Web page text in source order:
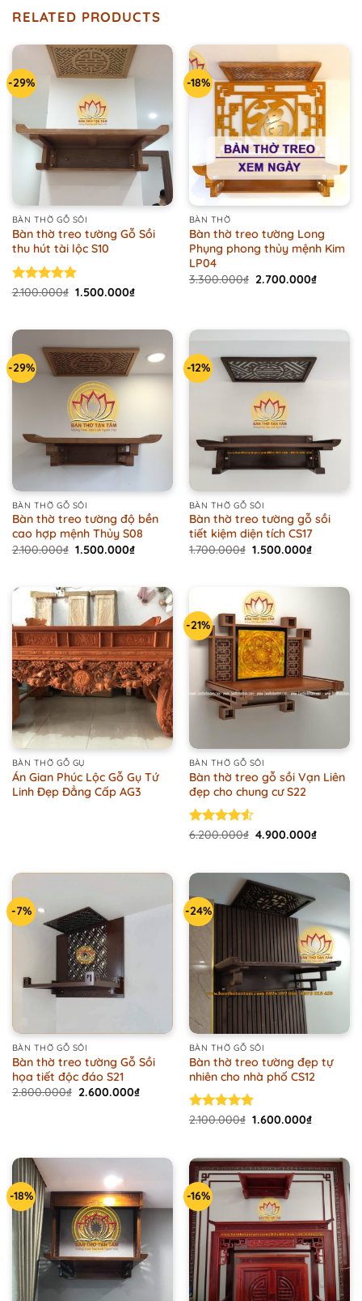
RELATED PRODUCTS
-29%
BÀN THỜ GỖ SỒI
Bàn thờ treo tường Gỗ Sồi
thu hút tài lộc S10
Rated5.00
2.100.000₫ Original
1.500.000₫Current
-18%
BÀN THỜ
Bàn thờ treo tường Long
Phụng phong thủy mệnh Kim
LP04
3.300.000₫ Original
2.700.000₫Current
-29%
BÀN THỜ GỖ SỒI
Bàn thờ treo tường độ bền
cao hợp mệnh Thủy S08
2.100.000₫ Original
1.500.000₫Current
-12%
BÀN THỜ GỖ SỒI
Bàn thờ treo tường gỗ sồi
tiết kiệm diện tích CS17
1.700.000₫ Original
1.500.000₫Current
BÀN THỜ GỖ GỤ
Án Gian Phúc Lộc Gỗ Gụ Tứ
Linh Đẹp Đẳng Cấp AG3
-21%
BÀN THỜ GỖ SỒI
Bàn thờ treo gỗ sồi Vạn Liên
đẹp cho chung cư S22
Rated
6.200.000₫ Original
4.900.000₫Current
-7%
BÀN THỜ GỖ SỒI
Bàn thờ treo tường Gỗ Sồi
họa tiết độc đáo S21
2.800.000₫ Original
2.600.000₫Current
2.600.000₫.
-24%
BÀN THỜ GỖ SỒI
Bàn thờ treo tường đẹp tự
nhiên cho nhà phố CS12
Rated5.00
2.100.000₫ Original
1.600.000₫Current
-18% -16%